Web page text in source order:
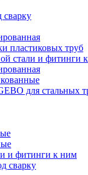
пластиковых труб
стали и фитинги
для стальных
и фитинги к ним
сварку